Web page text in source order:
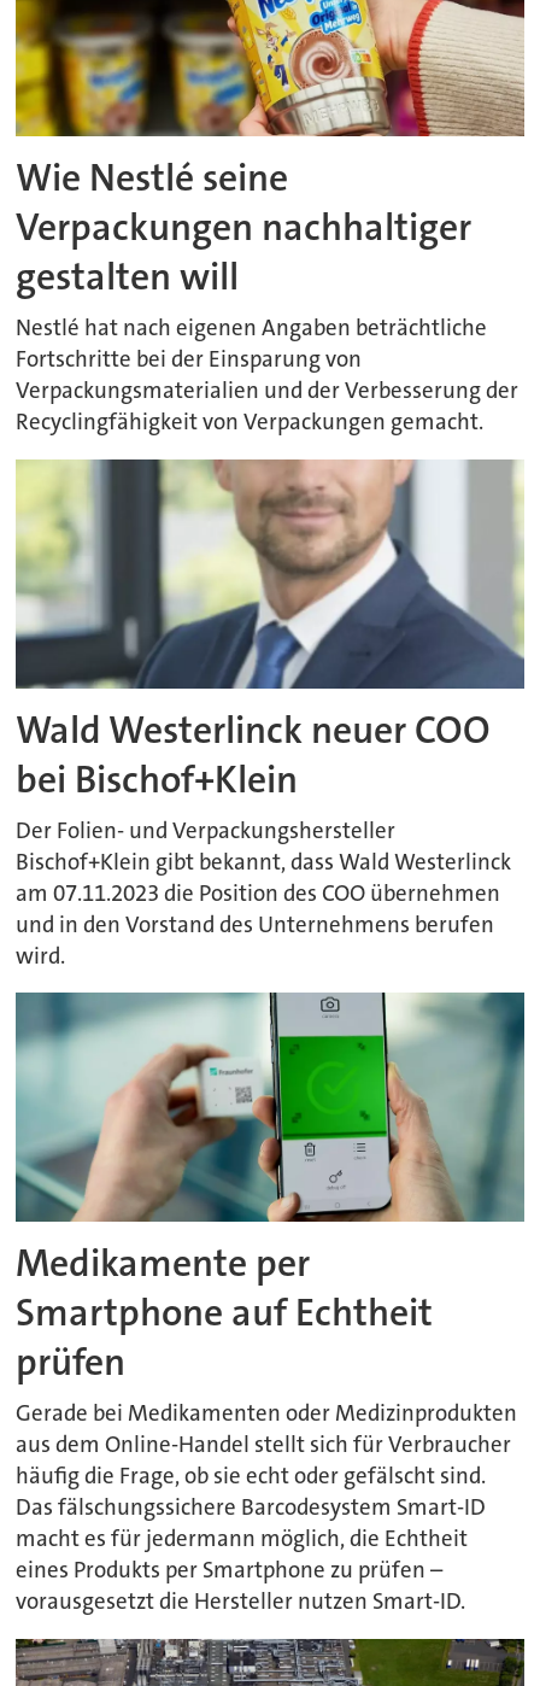
Wie Nestlé seine
Verpackungen nachhaltiger
gestalten will
Nestlé hat nach eigenen Angaben beträchtliche
Fortschritte bei der Einsparung von
Verpackungsmaterialien und der Verbesserung der
Recyclingfähigkeit von Verpackungen gemacht.
Wald Westerlinck neuer COO
bei Bischof+Klein
Der Folien- und Verpackungshersteller
Bischof+Klein gibt bekannt, dass Wald Westerlinck
am 07.11.2023 die Position des COO übernehmen
und in den Vorstand des Unternehmens berufen
wird.
Medikamente per
Smartphone auf Echtheit
prüfen
Gerade bei Medikamenten oder Medizinprodukten
aus dem Online-Handel stellt sich für Verbraucher
häufig die Frage, ob sie echt oder gefälscht sind.
Das fälschungssichere Barcodesystem Smart-ID
macht es für jedermann möglich, die Echtheit
eines Produkts per Smartphone zu prüfen –
vorausgesetzt die Hersteller nutzen Smart-ID.